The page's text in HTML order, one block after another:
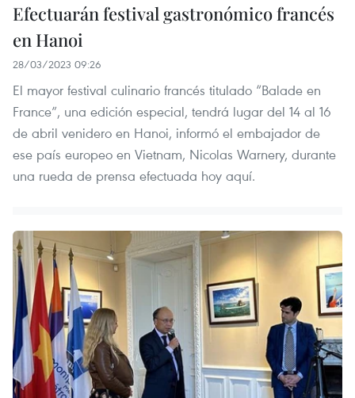
Efectuarán festival gastronómico francés
en Hanoi
28/03/2023 09:26
El mayor festival culinario francés titulado “Balade en
France”, una edición especial, tendrá lugar del 14 al 16
de abril venidero en Hanoi, informó el embajador de
ese país europeo en Vietnam, Nicolas Warnery, durante
una rueda de prensa efectuada hoy aquí.